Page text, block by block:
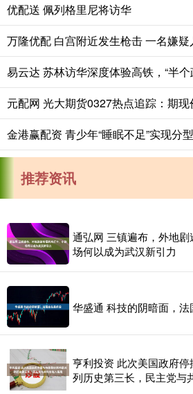
优配送 佩列格里尼将访华
万隆优配 白宫附近发生枪击 一名嫌
易云达 苏林访华深度体验高铁，“半个
推荐资讯
通弘网 三镇遍布，外地
场何以成为武汉新引力
华盛通 科技的阴暗面，
亨利投资 此次美国政府
列历史第三长，民主党与